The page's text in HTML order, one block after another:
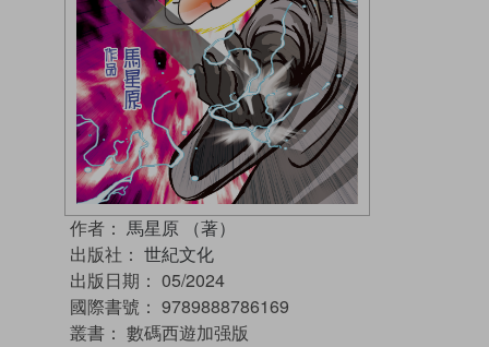
作者： 馬星原 （著）
出版社： 世紀文化
出版日期： 05/2024
國際書號： 9789888786169
叢書： 數碼西遊加强版